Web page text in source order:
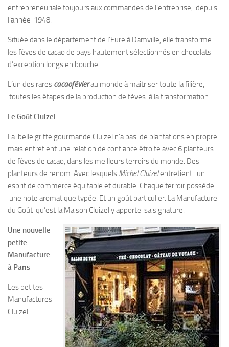
entrepreneuriale toujours aux commandes de l’entreprise, depuis
l’année 1948.
Située dans le département de l’Eure à Damville, elle transforme
les fèves de cacao de pays hautement sélectionnés en chocolats
d’exception longs en bouche.
L’un des rares cacaofévierau monde à maitriser toute la filière,
toutes les étapes de la production de fèves à la transformation.
Le Goût Cluizel
La belle griffe gourmande Cluizel n’a pas de plantations en propre
mais entretient une relation de confiance étroite avec 6 planteurs
de fèves de cacao, dans les meilleurs terroirs du monde. Des
planteurs de renom. Avec lesquels Michel Cluizelentretient un
esprit de commerce équitable et durable. Chaque terroir possède
une note aromatique typée. Et un goût particulier. La Manufacture
du Goût qu’est la Maison Cluizel y apporte sa signature.
Une nouvelle
petite
Manufacture
à Paris
Les petites
Manufactures
Cluizel